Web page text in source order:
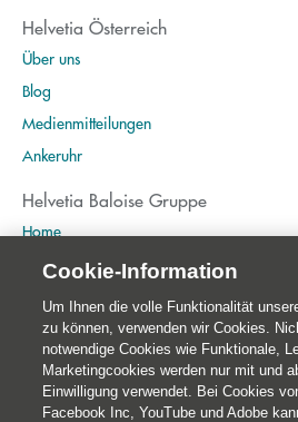
Helvetia Österreich
Über uns
Blog
Medienmitteilungen
Ankeruhr
Helvetia Baloise Gruppe
Home
Publikationen
Nachhaltigkeit
Cookie-Information
Um Ihnen die volle Funktionalität
zu können, verwenden wir Cookies.
notwendige Cookies wie Funktionale,
Marketingcookies werden nur mit und
Einwilligung verwendet. Bei Cookies
Facebook Inc, YouTube und Adobe